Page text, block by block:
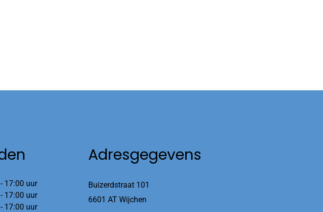
17:00 uur
17:00 uur
17:00 uur
Adresgegevens
Buizerdstraat 101
6601 AT Wijchen